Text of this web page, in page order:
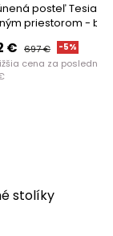
posteľ Tesia
priestorom -
€ 697€ -5%
cena za